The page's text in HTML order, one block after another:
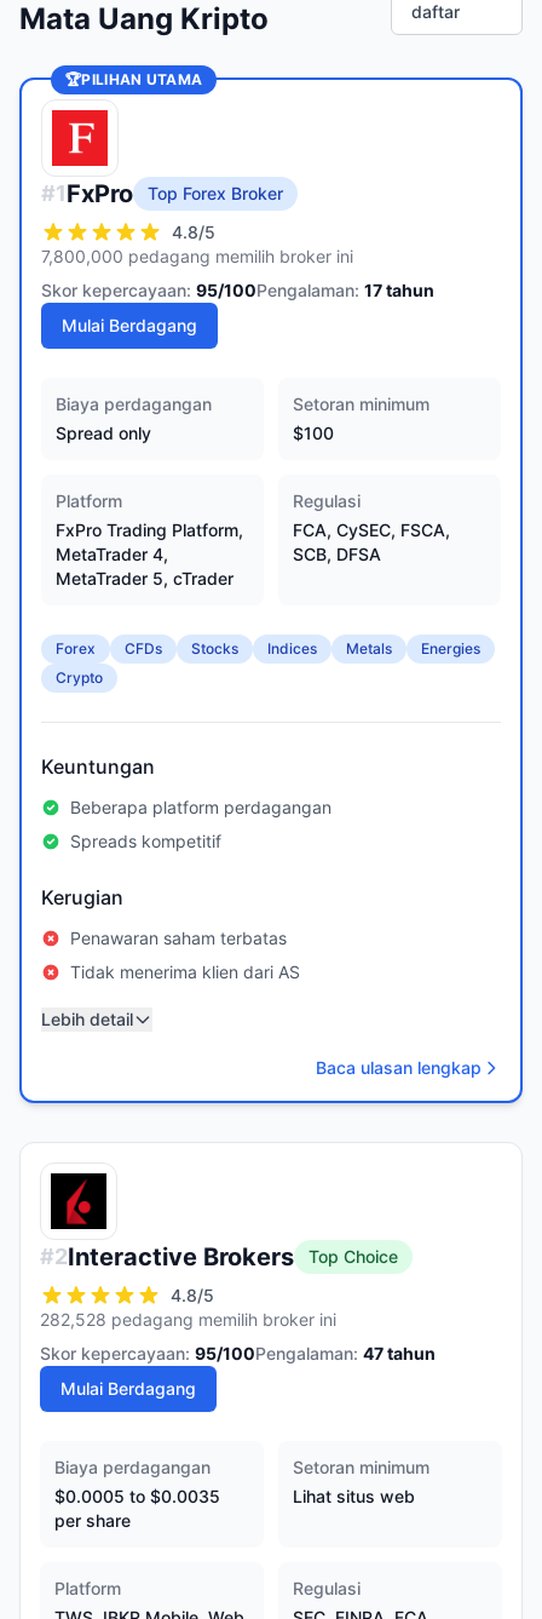
Mata Uang Kripto
daftar
🏆PILIHAN UTAMA
#1FxPro
Top Forex Broker
4.8/5
7,800,000 pedagang memilih broker ini
Skor kepercayaan: 95/100Pengalaman: 17tahun
Mulai Berdagang
Biaya perdagangan
Spread only
Setoran minimum
$100
Platform
FxPro Trading Platform,
MetaTrader 4,
MetaTrader 5, cTrader
Regulasi
FCA, CySEC, FSCA,
SCB, DFSA
Forex CFDs Stocks Indices Metals
Energies
Crypto
Keuntungan
Beberapa platform perdagangan
Spreads kompetitif
Kerugian
Penawaran saham terbatas
Tidak menerima klien dari AS
Lebih detail
Baca ulasan lengkap
#2Interactive Brokers
Top Choice
4.8/5
282,528 pedagang memilih broker ini
Skor kepercayaan: 95/100Pengalaman: 47tahun
Mulai Berdagang
Biaya perdagangan
$0.0005 to $0.0035
per share
Setoran minimum
Lihat situs web
Platform
Regulasi